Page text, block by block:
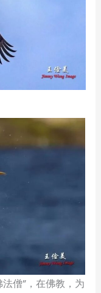
僧”，在佛教，为